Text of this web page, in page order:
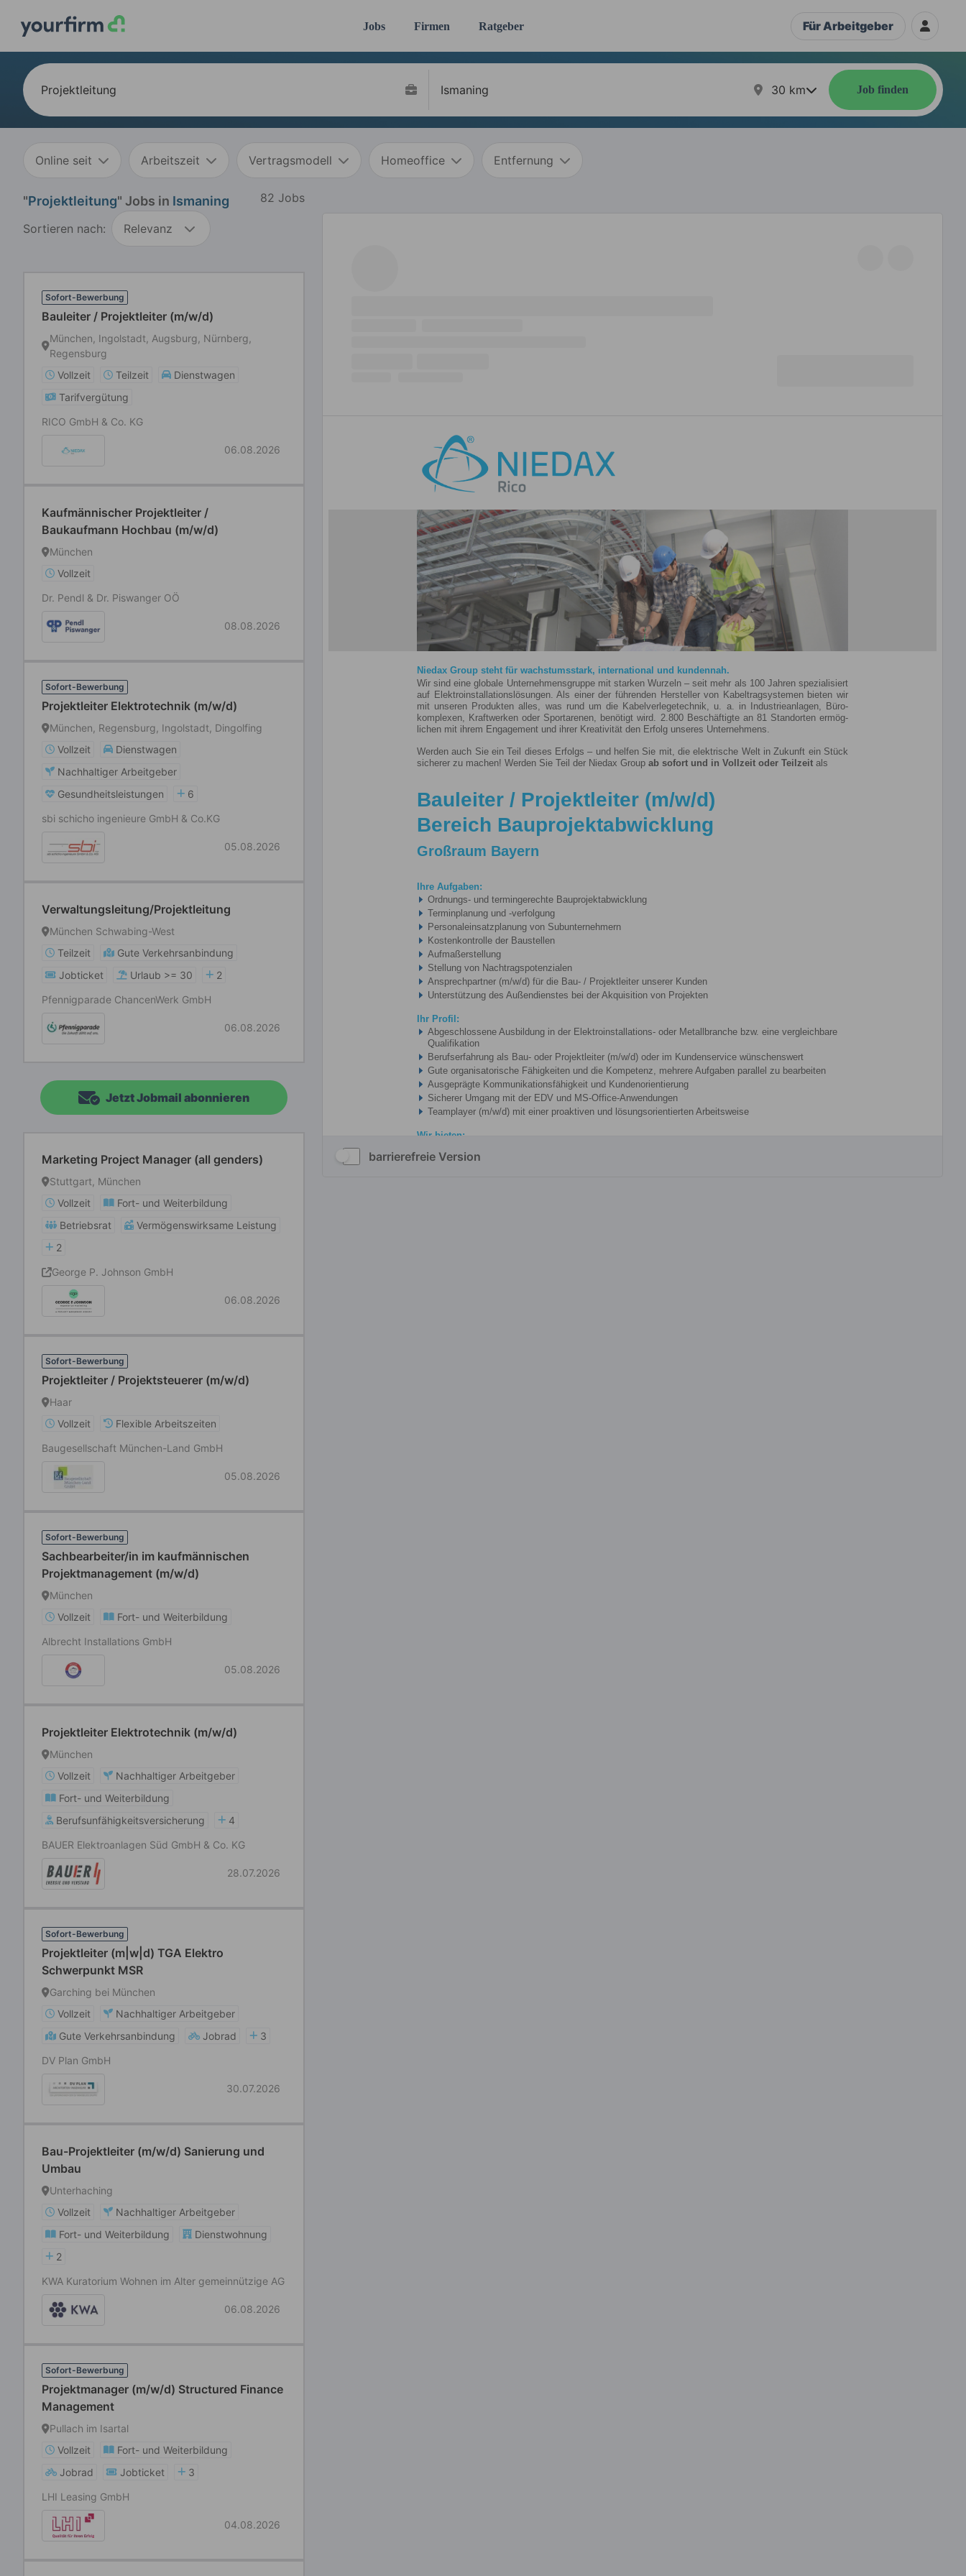
Jobs Firmen Ratgeber Für Arbeitgeber
30 km Job finden
Online seit Arbeitszeit Vertragsmodell Homeoffice Entfernung
"Projektleitung" Jobs in Ismaning 82 Jobs
Sortieren nach: Relevanz
Sofort-Bewerbung
Bauleiter / Projektleiter (m/w/d)
München, Ingolstadt, Augsburg, Nürnberg,
Regensburg
Vollzeit
Teilzeit
Dienstwagen
Tarifvergütung
RICO GmbH & Co. KG
06.08.2026
Kaufmännischer Projektleiter /
Baukaufmann Hochbau (m/w/d)
München
Vollzeit
Dr. Pendl & Dr. Piswanger OÖ
08.08.2026
Sofort-Bewerbung
Projektleiter Elektrotechnik (m/w/d)
München, Regensburg, Ingolstadt, Dingolfing
Vollzeit
Dienstwagen
Nachhaltiger Arbeitgeber
Gesundheitsleistungen
6
sbi schicho ingenieure GmbH & Co.KG
05.08.2026
Verwaltungsleitung/Projektleitung
München Schwabing-West
Teilzeit
Gute Verkehrsanbindung
Jobticket
Urlaub >= 30
2
Pfennigparade ChancenWerk GmbH
06.08.2026
Jetzt Jobmail abonnieren
Marketing Project Manager (all genders)
Stuttgart, München
Vollzeit
Fort- und Weiterbildung
Betriebsrat
Vermögenswirksame Leistung
2
George P. Johnson GmbH
06.08.2026
Sofort-Bewerbung
Projektleiter / Projektsteuerer (m/w/d)
Haar
Vollzeit
Flexible Arbeitszeiten
Baugesellschaft München-Land GmbH
05.08.2026
Sofort-Bewerbung
Sachbearbeiter/in im kaufmännischen
Projektmanagement (m/w/d)
München
Vollzeit
Fort- und Weiterbildung
Albrecht Installations GmbH
05.08.2026
Projektleiter Elektrotechnik (m/w/d)
München
Vollzeit
Nachhaltiger Arbeitgeber
Fort- und Weiterbildung
Berufsunfähigkeitsversicherung
4
BAUER Elektroanlagen Süd GmbH & Co. KG
28.07.2026
Sofort-Bewerbung
Projektleiter (m|w|d) TGA Elektro
Schwerpunkt MSR
Garching bei München
Vollzeit
Nachhaltiger Arbeitgeber
Gute Verkehrsanbindung
Jobrad
3
DV Plan GmbH
30.07.2026
Bau-Projektleiter (m/w/d) Sanierung und
Umbau
Unterhaching
Vollzeit
Nachhaltiger Arbeitgeber
Fort- und Weiterbildung
Dienstwohnung
2
KWA Kuratorium Wohnen im Alter gemeinnützige AG
06.08.2026
Sofort-Bewerbung
Projektmanager (m/w/d) Structured Finance
Management
Pullach im Isartal
Vollzeit
Fort- und Weiterbildung
Jobrad
Jobticket
3
LHI Leasing GmbH
04.08.2026
barrierefreie Version